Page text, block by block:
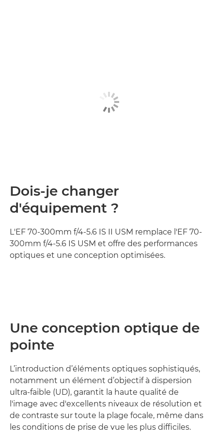
Dois-je changer
d'équipement ?
L'EF 70-300mm f/4-5.6 IS II USM remplace l'EF 70-
300mm f/4-5.6 IS USM et offre des performances
optiques et une conception optimisées.
Une conception optique de
pointe
L’introduction d’éléments optiques sophistiqués,
notamment un élément d’objectif à dispersion
ultra-faible (UD), garantit la haute qualité de
l'image avec d'excellents niveaux de résolution et
de contraste sur toute la plage focale, même dans
les conditions de prise de vue les plus difficiles.